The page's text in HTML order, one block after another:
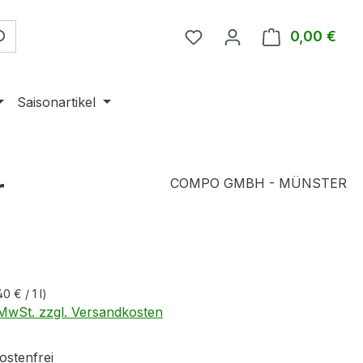
0,00 €
Saisonartikel
COMPO GMBH - MÜNSTER
€ / 1 l)
zzgl. Versandkosten